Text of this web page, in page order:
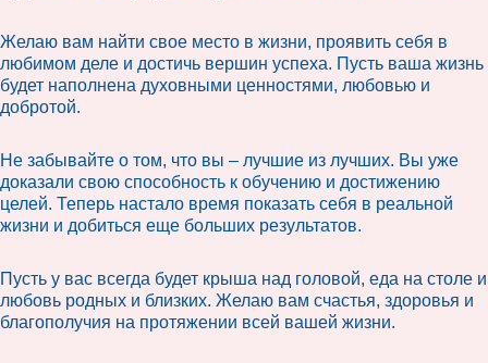
Желаю вам найти свое место в жизни, проявить себя в
любимом деле и достичь вершин успеха. Пусть ваша жизнь
будет наполнена духовными ценностями, любовью и
добротой.
Не забывайте о том, что вы – лучшие из лучших. Вы уже
доказали свою способность к обучению и достижению
целей. Теперь настало время показать себя в реальной
жизни и добиться еще больших результатов.
Пусть у вас всегда будет крыша над головой, еда на столе и
любовь родных и близких. Желаю вам счастья, здоровья и
благополучия на протяжении всей вашей жизни.